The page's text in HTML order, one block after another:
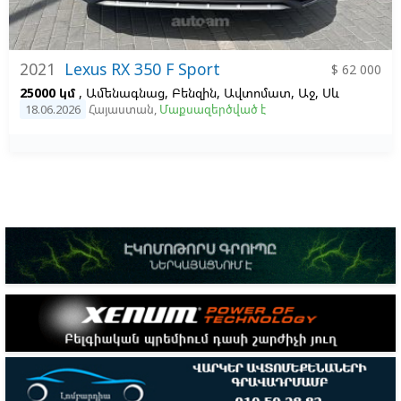
2021 Lexus RX 350 F Sport
$ 62 000
25000 կմ , Ամենագնաց, Բենզին, Ավտոմատ, Աջ, Սև
18.06.2026 Հայաստան, Մաքսազերծված է